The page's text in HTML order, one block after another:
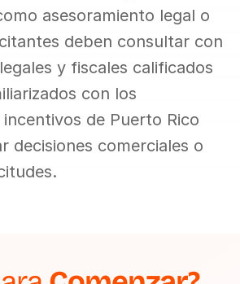
asesoramiento legal o
deben consultar con
y fiscales calificados
con los
de Puerto Rico
decisiones comerciales o